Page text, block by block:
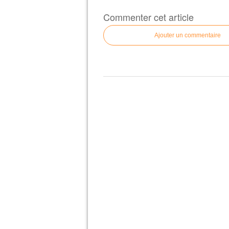
Commenter cet article
Ajouter un commentaire